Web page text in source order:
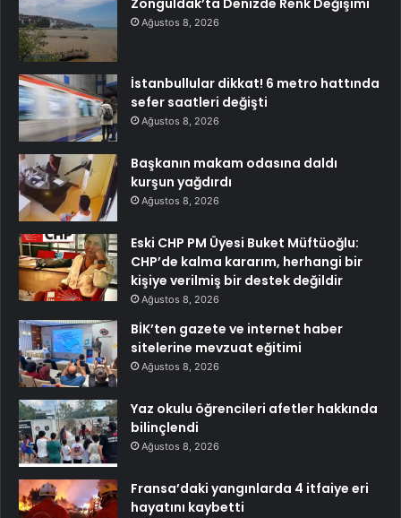
Zonguldak’ta Denizde Renk Değişimi
Ağustos 8, 2026
İstanbullular dikkat! 6 metro hattında
sefer saatleri değişti
Ağustos 8, 2026
Başkanın makam odasına daldı
kurşun yağdırdı
Ağustos 8, 2026
Eski CHP PM Üyesi Buket Müftüoğlu:
CHP’de kalma kararım, herhangi bir
kişiye verilmiş bir destek değildir
Ağustos 8, 2026
BİK’ten gazete ve internet haber
sitelerine mevzuat eğitimi
Ağustos 8, 2026
Yaz okulu öğrencileri afetler hakkında
bilinçlendi
Ağustos 8, 2026
Fransa’daki yangınlarda 4 itfaiye eri
hayatını kaybetti